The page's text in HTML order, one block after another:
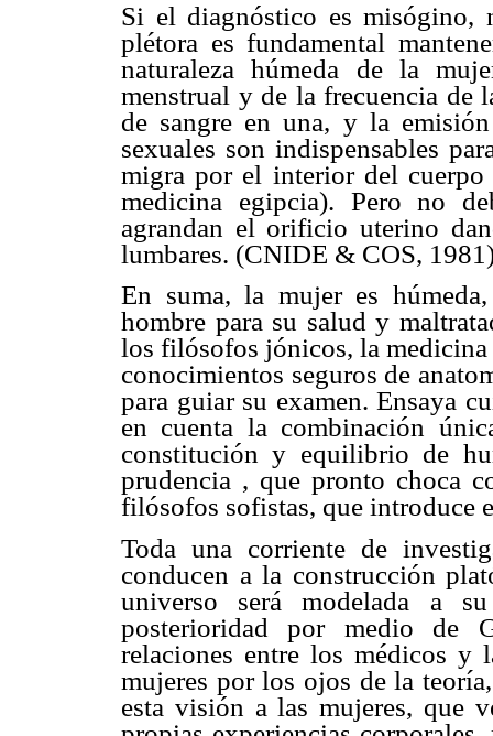
Si el diagnóstico es misógino,
plétora es fundamental
naturaleza húmeda de la
menstrual y de la frecuencia de
de sangre en una, y la
sexuales son indispensables
migra por el interior del cuerpo
medicina egipcia). Pero no
agrandan el orificio uterino
lumbares. (CNIDE & COS,
En suma, la mujer es
hombre para su salud y
los filósofos jónicos, la medicina
conocimientos seguros de
para guiar su examen. Ensaya
en cuenta la combinación
constitución y equilibrio de
prudencia , que pronto choca
filósofos sofistas, que introduce
Toda una corriente de
conducen a la construcción
universo será modelada a
posterioridad por medio de
relaciones entre los médicos y
mujeres por los ojos de la
esta visión a las mujeres, que